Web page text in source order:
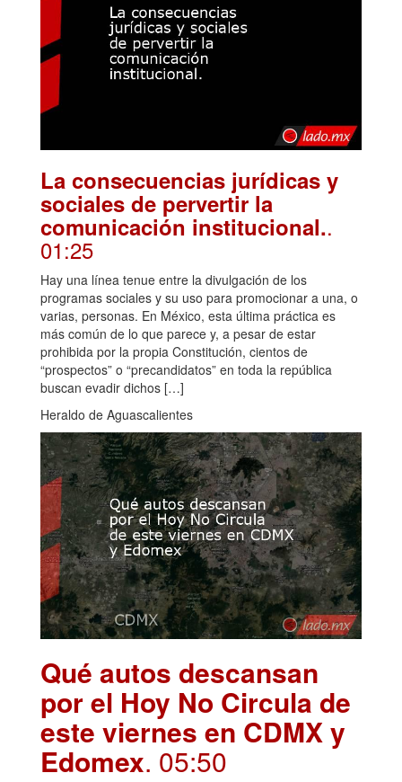
La consecuencias jurídicas y
sociales de pervertir la
comunicación institucional..
01:25
Hay una línea tenue entre la divulgación de los
programas sociales y su uso para promocionar a una, o
varias, personas. En México, esta última práctica es
más común de lo que parece y, a pesar de estar
prohibida por la propia Constitución, cientos de
“prospectos” o “precandidatos” en toda la república
buscan evadir dichos […]
Heraldo de Aguascalientes
Qué autos descansan
por el Hoy No Circula de
este viernes en CDMX y
Edomex. 05:50